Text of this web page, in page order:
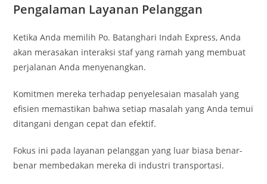
Pengalaman Layanan Pelanggan
Ketika Anda memilih Po. Batanghari Indah Express, Anda
akan merasakan interaksi staf yang ramah yang membuat
perjalanan Anda menyenangkan.
Komitmen mereka terhadap penyelesaian masalah yang
efisien memastikan bahwa setiap masalah yang Anda temui
ditangani dengan cepat dan efektif.
Fokus ini pada layanan pelanggan yang luar biasa benar-
benar membedakan mereka di industri transportasi.